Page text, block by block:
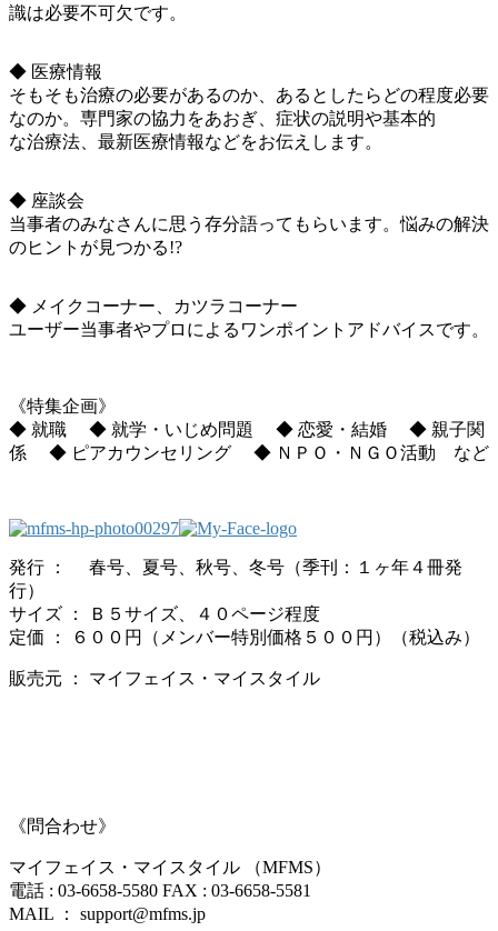
識は必要不可欠です。
◆ 医療情報
そもそも治療の必要があるのか、あるとしたらどの程度必要
なのか。専門家の協力をあおぎ、症状の説明や基本的
な治療法、最新医療情報などをお伝えします。
◆ 座談会
当事者のみなさんに思う存分語ってもらいます。悩みの解決
のヒントが見つかる!?
◆ メイクコーナー、カツラコーナー
ユーザー当事者やプロによるワンポイントアドバイスです。
《特集企画》
◆ 就職 ◆ 就学・いじめ問題 ◆ 恋愛・結婚 ◆ 親子関
係 ◆ ピアカウンセリング ◆ ＮＰＯ・ＮＧＯ活動 など
発行 ： 春号、夏号、秋号、冬号（季刊：１ヶ年４冊発
行）
サイズ ： Ｂ５サイズ、４０ページ程度
定価 ： ６００円（メンバー特別価格５００円）（税込み）
販売元 ： マイフェイス・マイスタイル
《問合わせ》
マイフェイス・マイスタイル （MFMS）
電話 : 03-6658-5580 FAX : 03-6658-5581
MAIL ： support@mfms.jp